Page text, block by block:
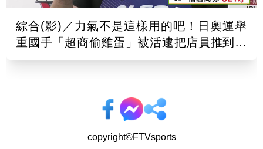
綜合(影)／力氣不是這樣用的吧！日奧運舉
重國手「超商偷雞蛋」被活逮把店員推到骨
折
copyright©FTVsports